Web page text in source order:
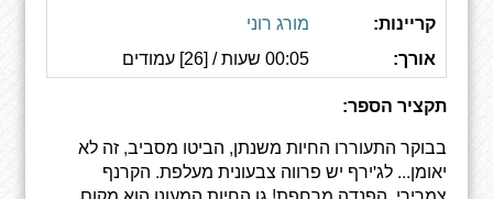
קריינות:
מורג רוני
אורך:
00:05 שעות / [26] עמודים
תקציר הספר:
בבוקר התעוררו החיות משנתן, הביטו מסביב, זה לא
יאומן... לג'ירף יש פרווה צבעונית מעלפת. הקרנף